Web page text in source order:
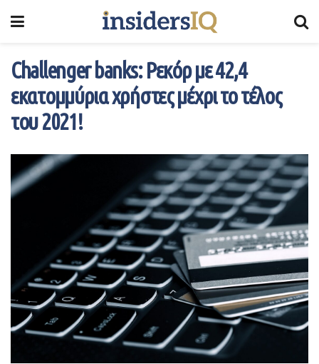
Challenger banks: Ρεκόρ με 42,4
εκατομμύρια χρήστες μέχρι το τέλος
του 2021!